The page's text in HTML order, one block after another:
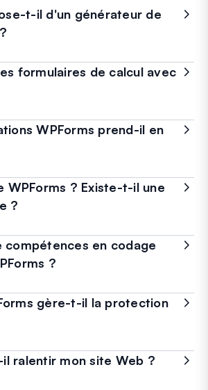
t-il d'un générateur de
formulaires de calcul avec
WPForms prend-il en
WPForms ? Existe-t-il une
?
compétences en codage
?
gère-t-il la protection
ralentir mon site Web ?